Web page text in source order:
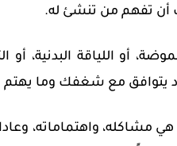
أن تفهم من تنشئ له.
أو اللياقة البدنية، أو
يتوافق مع شغفك وما يهتم
مشاكله، واهتماماته،